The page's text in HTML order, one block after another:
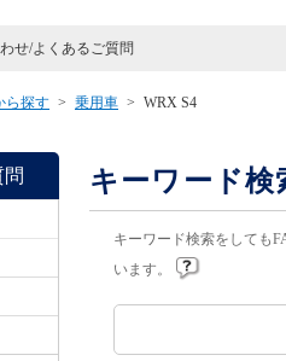
ら探す > 乗用車 > WRX S4
キーワード検
キーワード検索をしても
います。